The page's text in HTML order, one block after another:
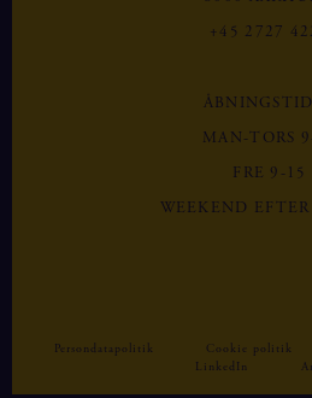
+45 2727
MAN-TORS
FRE 9-15
WEEKEND
Persondatapolitik Cookie politik
LinkedIn